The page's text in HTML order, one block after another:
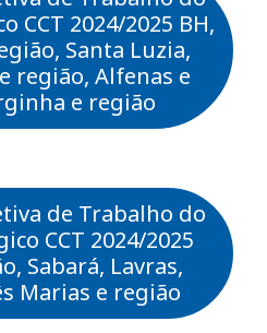
CCT 2024/2025 BH,
Santa Luzia,
região, Alfenas e
e região
de Trabalho do
CCT 2024/2025
Sabará, Lavras,
Marias e região